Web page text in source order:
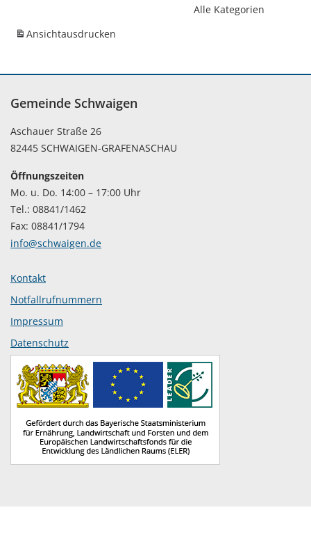
Alle Kategorien
Ansichtausdrucken
Gemeinde Schwaigen
Aschauer Straße 26
82445 SCHWAIGEN-GRAFENASCHAU
Öffnungszeiten
Mo. u. Do. 14:00 – 17:00 Uhr
Tel.: 08841/1462
Fax: 08841/1794
info@schwaigen.de
Kontakt
Notfallrufnummern
Impressum
Datenschutz